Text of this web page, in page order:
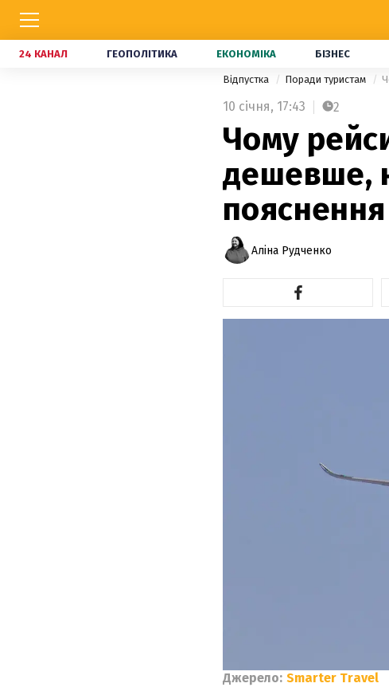
24 КАНАЛ ГЕОПОЛІТИКА ЕКОНОМІКА БІЗНЕС
Відпустка Поради туристам
10 січня, 17:43 2
Чому
дешевше,
пояснення
Аліна Рудченко
Джерело: Smarter Travel